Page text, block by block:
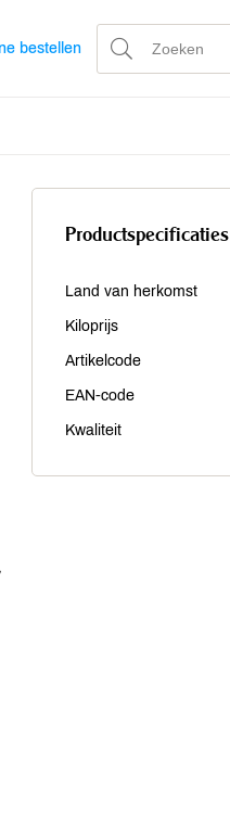
bestellen
Productspecificaties
Land van herkomst
Kiloprijs
Artikelcode
EAN-code
Kwaliteit